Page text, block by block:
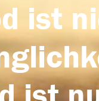
ist